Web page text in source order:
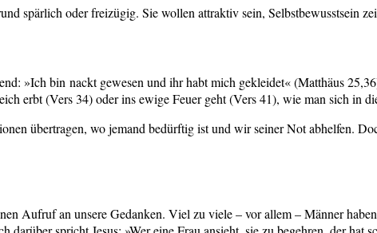
spärlich oder freizügig. Sie wollen attraktiv sein, Selbstbewusstsein
»Ich bin nackt gewesen und ihr habt mich gekleidet« (Matthäus
erbt (Vers 34) oder ins ewige Feuer geht (Vers 41), wie man sich in
übertragen, wo jemand bedürftig ist und wir seiner Not abhelfen.
Aufruf an unsere Gedanken. Viel zu viele – vor allem – Männer